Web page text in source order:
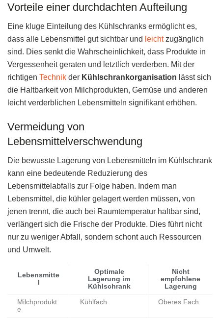
Vorteile einer durchdachten Aufteilung
Eine kluge Einteilung des Kühlschranks ermöglicht es,
dass alle Lebensmittel gut sichtbar und leichtzugänglich
sind. Dies senkt die Wahrscheinlichkeit, dass Produkte in
Vergessenheit geraten und letztlich verderben. Mit der
richtigen Technik der Kühlschrankorganisation lässt sich
die Haltbarkeit von Milchprodukten, Gemüse und anderen
leicht verderblichen Lebensmitteln signifikant erhöhen.
Vermeidung von
Lebensmittelverschwendung
Die bewusste Lagerung von Lebensmitteln im Kühlschrank
kann eine bedeutende Reduzierung des
Lebensmittelabfalls zur Folge haben. Indem man
Lebensmittel, die kühler gelagert werden müssen, von
jenen trennt, die auch bei Raumtemperatur haltbar sind,
verlängert sich die Frische der Produkte. Dies führt nicht
nur zu weniger Abfall, sondern schont auch Ressourcen
und Umwelt.
Lebensmitte
Optimale
Lagerung im
Kühlschrank
Nicht
empfohlene
Lagerung
Milchprodukt
e
Kühlfach Oberes Fach